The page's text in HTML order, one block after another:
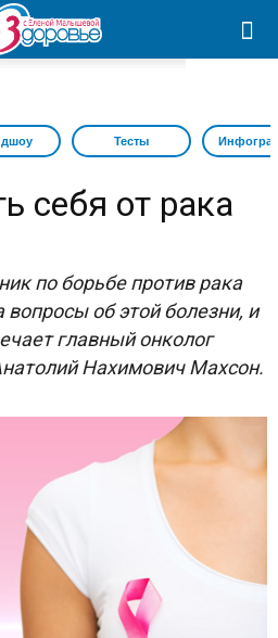
Тесты
себя от рака
по борьбе против рака
об этой болезни, и
главный онколог
Нахимович Махсон.